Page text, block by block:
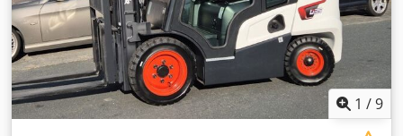
1 /9